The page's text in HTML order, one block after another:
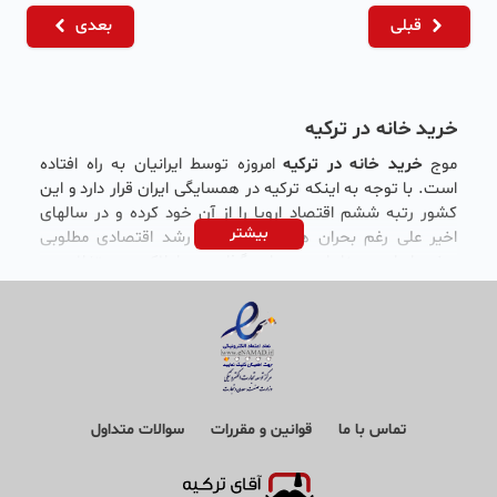
قبلی بعدی
خرید خانه در ترکیه
موجخرید خانه در ترکیه امروزه توسط ایرانیان به راه افتاده
است. با توجه به اینکه ترکیه در همسایگی ایران قرار دارد و این
کشور رتبه ششم اقتصاد اروپا را از آن خود کرده و در سالهای
اخیر علی رغم بحران های اقتصادی از رشد اقتصادی مطلوبی
کشور ترکیه می تواند گزینه جذابی باشد. جالب است بدانید
ترکیه شرایطی آسانی را برای ایرانیان در نظر گرفته تا متقاضیان
بتوانند در این کشور به راحتی ملکی خریداری کنند تمامی این
عوامل دست به دست هم داده اند تا ایرانیان علاقه مند به خرید
شما می توانید املاک و مستغلات در ترکیه خریداری کرده و
اقامت و یا پاسپورت ترکیه دریافت کنید. منظور از املاک و
... می باشد. در خرید ملک قوانین و محدودیت هایی وجود دارد
بیشتر
تماس با ما قوانین و مقررات سوالات متداول